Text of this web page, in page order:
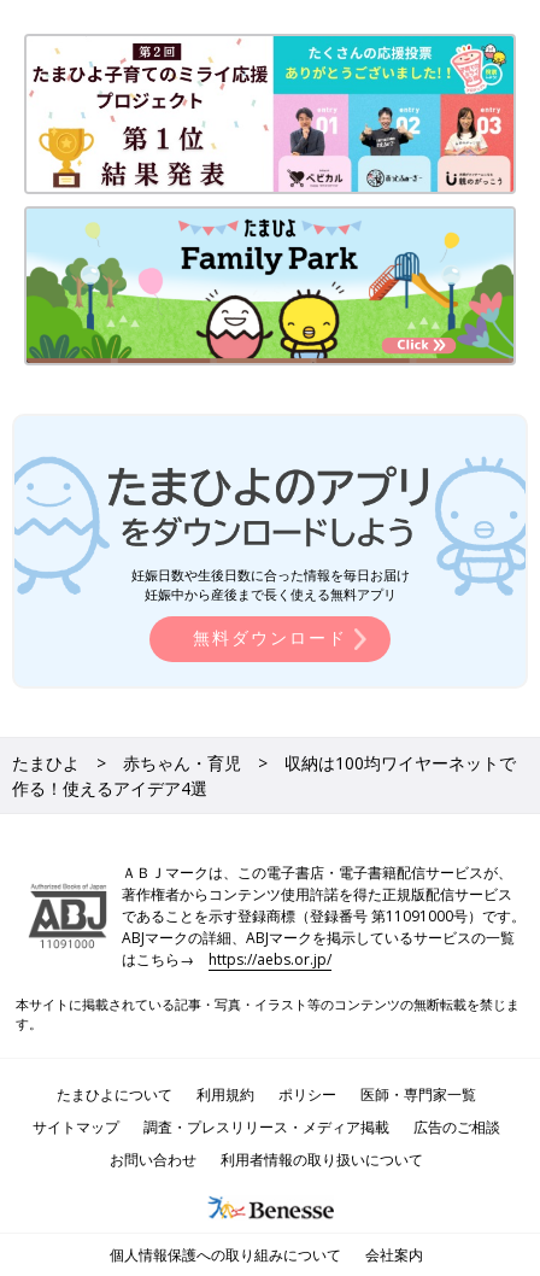
妊娠日数や生後日数に合った情報を毎日お届け
妊娠中から産後まで長く使える無料アプリ
無料ダウンロード
たまひよ 赤ちゃん・育児
収納は100均ワイヤーネットで
作る！使えるアイデア4選
ＡＢＪマークは、この電子書店・電子書籍配信サービスが、
著作権者からコンテンツ使用許諾を得た正規版配信サービス
であることを示す登録商標（登録番号 第11091000号）です。
ABJマークの詳細、ABJマークを掲示しているサービスの一覧
はこちら→https://aebs.or.jp/
本サイトに掲載されている記事・写真・イラスト等のコンテンツの無断転載を禁じま
す。
たまひよについて 利用規約 ポリシー
医師・専門家一覧
サイトマップ
調査・プレスリリース・メディア掲載
広告のご相談
お問い合わせ
利用者情報の取り扱いについて
個人情報保護への取り組みについて 会社案内